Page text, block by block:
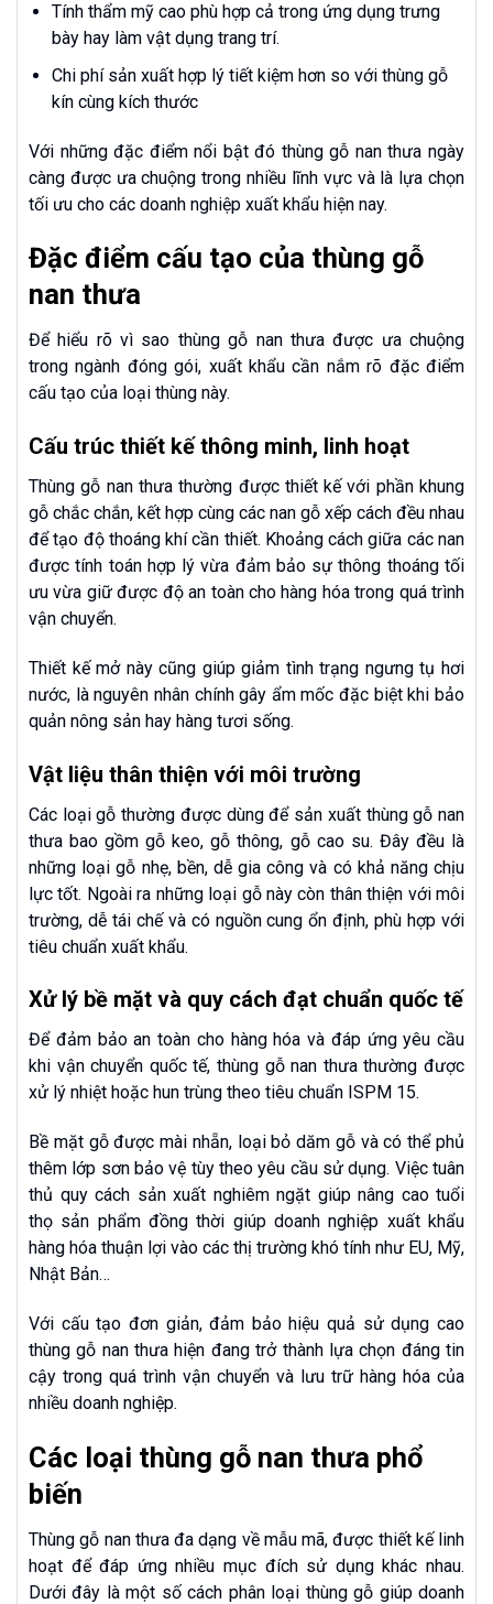
Tính thẩm mỹ cao phù hợp cả trong ứng dụng trưng
bày hay làm vật dụng trang trí.
Chi phí sản xuất hợp lý tiết kiệm hơn so với thùng gỗ
kín cùng kích thước
Với những đặc điểm nổi bật đó thùng gỗ nan thưa ngày
càng được ưa chuộng trong nhiều lĩnh vực và là lựa chọn
tối ưu cho các doanh nghiệp xuất khẩu hiện nay.
Đặc điểm cấu tạo của thùng gỗ
nan thưa
Để hiểu rõ vì sao thùng gỗ nan thưa được ưa chuộng
trong ngành đóng gói, xuất khẩu cần nắm rõ đặc điểm
cấu tạo của loại thùng này.
Cấu trúc thiết kế thông minh, linh hoạt
Thùng gỗ nan thưa thường được thiết kế với phần khung
gỗ chắc chắn, kết hợp cùng các nan gỗ xếp cách đều nhau
để tạo độ thoáng khí cần thiết. Khoảng cách giữa các nan
được tính toán hợp lý vừa đảm bảo sự thông thoáng tối
ưu vừa giữ được độ an toàn cho hàng hóa trong quá trình
vận chuyển.
Thiết kế mở này cũng giúp giảm tình trạng ngưng tụ hơi
nước, là nguyên nhân chính gây ẩm mốc đặc biệt khi bảo
quản nông sản hay hàng tươi sống.
Vật liệu thân thiện với môi trường
Các loại gỗ thường được dùng để sản xuất thùng gỗ nan
thưa bao gồm gỗ keo, gỗ thông, gỗ cao su. Đây đều là
những loại gỗ nhẹ, bền, dễ gia công và có khả năng chịu
lực tốt. Ngoài ra những loại gỗ này còn thân thiện với môi
trường, dễ tái chế và có nguồn cung ổn định, phù hợp với
tiêu chuẩn xuất khẩu.
Xử lý bề mặt và quy cách đạt chuẩn quốc tế
Để đảm bảo an toàn cho hàng hóa và đáp ứng yêu cầu
khi vận chuyển quốc tế, thùng gỗ nan thưa thường được
xử lý nhiệt hoặc hun trùng theo tiêu chuẩn ISPM 15.
Bề mặt gỗ được mài nhẵn, loại bỏ dăm gỗ và có thể phủ
thêm lớp sơn bảo vệ tùy theo yêu cầu sử dụng. Việc tuân
thủ quy cách sản xuất nghiêm ngặt giúp nâng cao tuổi
thọ sản phẩm đồng thời giúp doanh nghiệp xuất khẩu
hàng hóa thuận lợi vào các thị trường khó tính như EU, Mỹ,
Nhật Bản…
Với cấu tạo đơn giản, đảm bảo hiệu quả sử dụng cao
thùng gỗ nan thưa hiện đang trở thành lựa chọn đáng tin
cậy trong quá trình vận chuyển và lưu trữ hàng hóa của
nhiều doanh nghiệp.
Các loại thùng gỗ nan thưa phổ
biến
Thùng gỗ nan thưa đa dạng về mẫu mã, được thiết kế linh
hoạt để đáp ứng nhiều mục đích sử dụng khác nhau.
Dưới đây là một số cách phân loại thùng gỗ giúp doanh